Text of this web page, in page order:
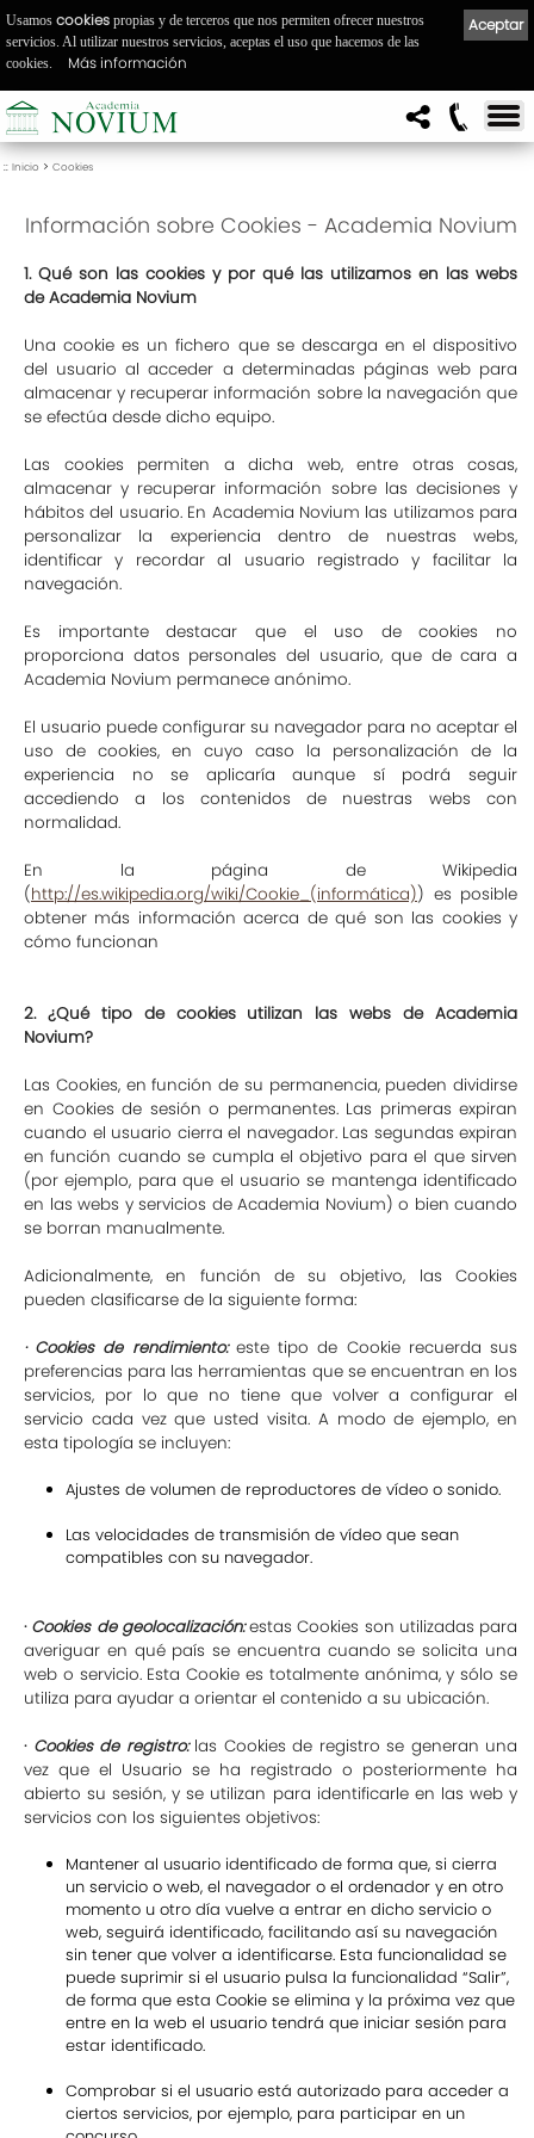
:: Inicio > Cookies
Información sobre Cookies - Academia Novium
1. Qué son las cookies y por qué las utilizamos en las webs
de Academia Novium
Una cookie es un fichero que se descarga en el dispositivo
del usuario al acceder a determinadas páginas web para
almacenar y recuperar información sobre la navegación que
se efectúa desde dicho equipo.
Las cookies permiten a dicha web, entre otras cosas,
almacenar y recuperar información sobre las decisiones y
hábitos del usuario. En Academia Novium las utilizamos para
personalizar la experiencia dentro de nuestras webs,
identificar y recordar al usuario registrado y facilitar la
navegación.
Es importante destacar que el uso de cookies no
proporciona datos personales del usuario, que de cara a
Academia Novium permanece anónimo.
El usuario puede configurar su navegador para no aceptar el
uso de cookies, en cuyo caso la personalización de la
experiencia no se aplicaría aunque sí podrá seguir
accediendo a los contenidos de nuestras webs con
normalidad.
En la página de Wikipedia
(http://es.wikipedia.org/wiki/Cookie_(informática)) es posible
obtener más información acerca de qué son las cookies y
cómo funcionan
2. ¿Qué tipo de cookies utilizan las webs de Academia
Novium?
Las Cookies, en función de su permanencia, pueden dividirse
en Cookies de sesión o permanentes. Las primeras expiran
cuando el usuario cierra el navegador. Las segundas expiran
en función cuando se cumpla el objetivo para el que sirven
(por ejemplo, para que el usuario se mantenga identificado
en las webs y servicios de Academia Novium) o bien cuando
se borran manualmente.
Adicionalmente, en función de su objetivo, las Cookies
pueden clasificarse de la siguiente forma:
· Cookies de rendimiento:este tipo de Cookie recuerda sus
preferencias para las herramientas que se encuentran en los
servicios, por lo que no tiene que volver a configurar el
servicio cada vez que usted visita. A modo de ejemplo, en
esta tipología se incluyen:
Ajustes de volumen de reproductores de vídeo o sonido.
Las velocidades de transmisión de vídeo que sean
compatibles con su navegador.
· Cookies de geolocalización:estas Cookies son utilizadas para
averiguar en qué país se encuentra cuando se solicita una
web o servicio. Esta Cookie es totalmente anónima, y sólo se
utiliza para ayudar a orientar el contenido a su ubicación.
· Cookies de registro:las Cookies de registro se generan una
vez que el Usuario se ha registrado o posteriormente ha
abierto su sesión, y se utilizan para identificarle en las web y
servicios con los siguientes objetivos:
Mantener al usuario identificado de forma que, si cierra
un servicio o web, el navegador o el ordenador y en otro
momento u otro día vuelve a entrar en dicho servicio o
web, seguirá identificado, facilitando así su navegación
sin tener que volver a identificarse. Esta funcionalidad se
puede suprimir si el usuario pulsa la funcionalidad “Salir”,
de forma que esta Cookie se elimina y la próxima vez que
entre en la web el usuario tendrá que iniciar sesión para
estar identificado.
Comprobar si el usuario está autorizado para acceder a
ciertos servicios, por ejemplo, para participar en un
Aceptar
Usamos cookies propias y de terceros que nos permiten ofrecer nuestros
servicios. Al utilizar nuestros servicios, aceptas el uso que hacemos de las
cookies.
Más información